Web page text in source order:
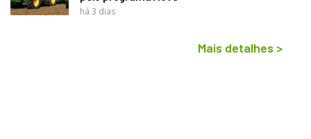
há 3 dias
Mais detalhes >